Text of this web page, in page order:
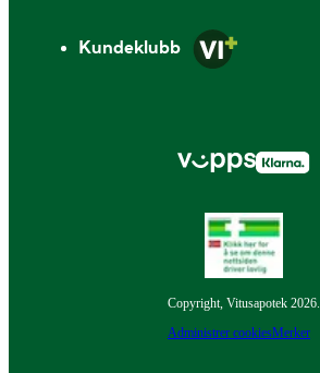
Kundeklubb
Copyright, Vitusapotek 2026.
Administrer cookiesMerker